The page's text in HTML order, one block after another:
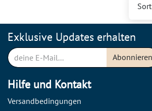
Hilfe und Kontakt
Versandbedingungen
Exklusive Updates erhalten
Abonnieren